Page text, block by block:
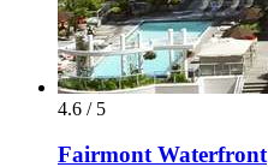
4.6 / 5
Fairmont Waterfront